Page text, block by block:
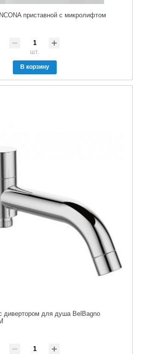
приставной с микролифтом
шт.
В корзину
дивертором для душа BelBagno